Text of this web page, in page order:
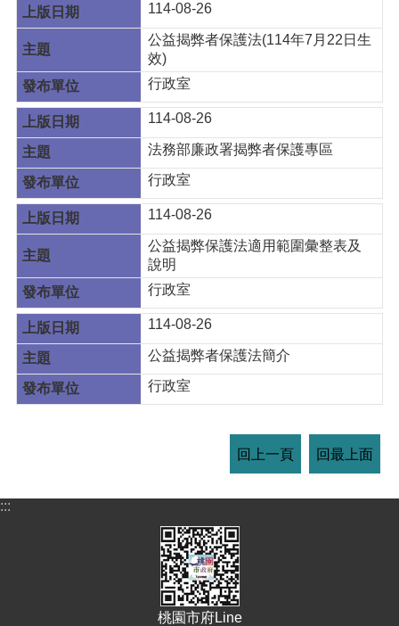
114-08-26
公益揭弊者保護法(114年7月22日生
效)
行政室
114-08-26
法務部廉政署揭弊者保護專區
行政室
114-08-26
公益揭弊保護法適用範圍彙整表及
說明
行政室
114-08-26
公益揭弊者保護法簡介
行政室
回上一頁 回最上面
:::
桃園市府Line